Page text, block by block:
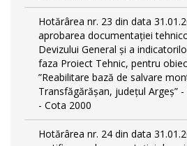
Hotărârea nr. 23 din data
aprobarea documentației
Devizului General și a
faza Proiect Tehnic, pentru
”Reabilitare bază de salvare
Transfăgărășan, județul Argeș”
- Cota 2000
Hotărârea nr. 24 din data